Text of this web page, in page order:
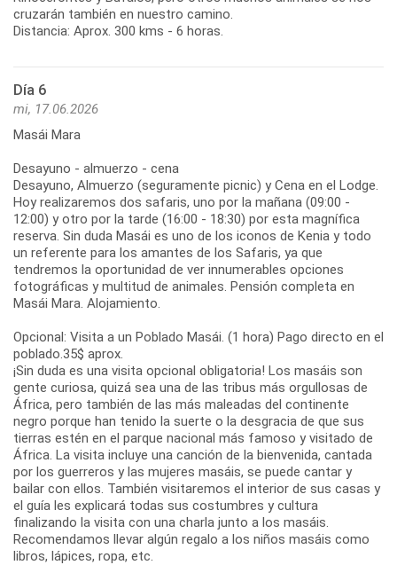
cruzarán también en nuestro camino.
Distancia: Aprox. 300 kms - 6 horas.
Día 6
mi, 17.06.2026
Masái Mara
Desayuno - almuerzo - cena
Desayuno, Almuerzo (seguramente picnic) y Cena en el Lodge.
Hoy realizaremos dos safaris, uno por la mañana (09:00 -
12:00) y otro por la tarde (16:00 - 18:30) por esta magnífica
reserva. Sin duda Masái es uno de los iconos de Kenia y todo
un referente para los amantes de los Safaris, ya que
tendremos la oportunidad de ver innumerables opciones
fotográficas y multitud de animales. Pensión completa en
Masái Mara. Alojamiento.
Opcional: Visita a un Poblado Masái. (1 hora) Pago directo en el
poblado.35$ aprox.
¡Sin duda es una visita opcional obligatoria! Los masáis son
gente curiosa, quizá sea una de las tribus más orgullosas de
África, pero también de las más maleadas del continente
negro porque han tenido la suerte o la desgracia de que sus
tierras estén en el parque nacional más famoso y visitado de
África. La visita incluye una canción de la bienvenida, cantada
por los guerreros y las mujeres masáis, se puede cantar y
bailar con ellos. También visitaremos el interior de sus casas y
el guía les explicará todas sus costumbres y cultura
finalizando la visita con una charla junto a los masáis.
Recomendamos llevar algún regalo a los niños masáis como
libros, lápices, ropa, etc.